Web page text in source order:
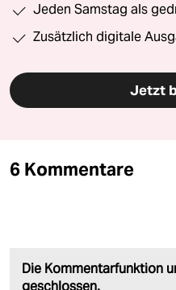
Jeden Samstag als
Zusätzlich digitale
Jetzt
6 Kommentare
Die Kommentarfunktion
geschlossen.